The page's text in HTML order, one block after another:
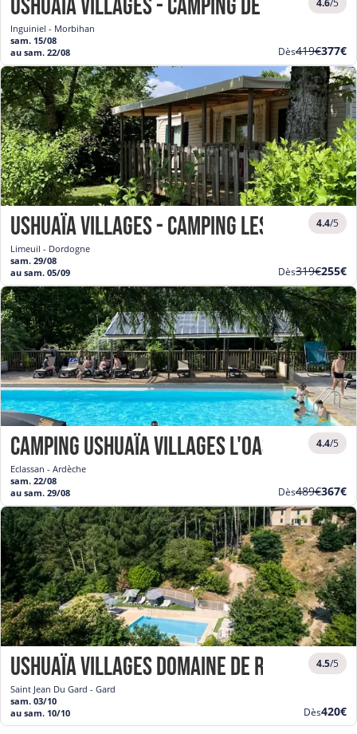
Ushuaïa Villages - Camping de Pont
Inguiniel - Morbihan
4.6/5
sam. 15/08
au sam. 22/08
DèsAncien
prix
419€
prix
377€
Ushuaïa Villages - Camping les
Limeuil - Dordogne
4.4/5
sam. 29/08
au sam. 05/09
DèsAncien
prix
319€
prix
255€
Camping Ushuaïa Villages l'Oasis *****
Eclassan - Ardèche
4.4/5
sam. 22/08
au sam. 29/08
DèsAncien
prix
489€
prix
367€
Ushuaïa Villages Domaine de Ravel ***
Saint Jean Du Gard - Gard
4.5/5
sam. 03/10
au sam. 10/10
Dès
prix
420€